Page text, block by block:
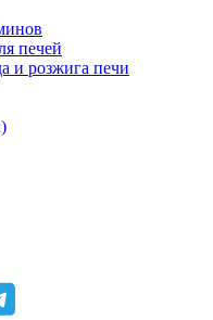
печей
и розжига печи